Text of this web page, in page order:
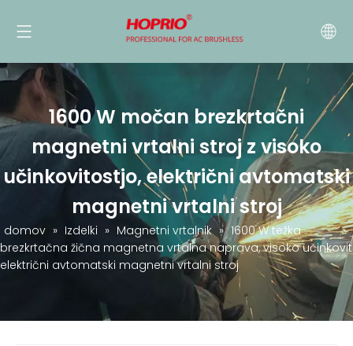
1600 W močan brezkrtačni
magnetni vrtalni stroj z visoko
učinkovitostjo, električni avtomatski
magnetni vrtalni stroj
domov » Izdelki » Magnetni vrtalnik » 1600 W težka
brezkrtačna žična magnetna vrtalna naprava, visoko učinkovit
električni avtomatski magnetni vrtalni stroj